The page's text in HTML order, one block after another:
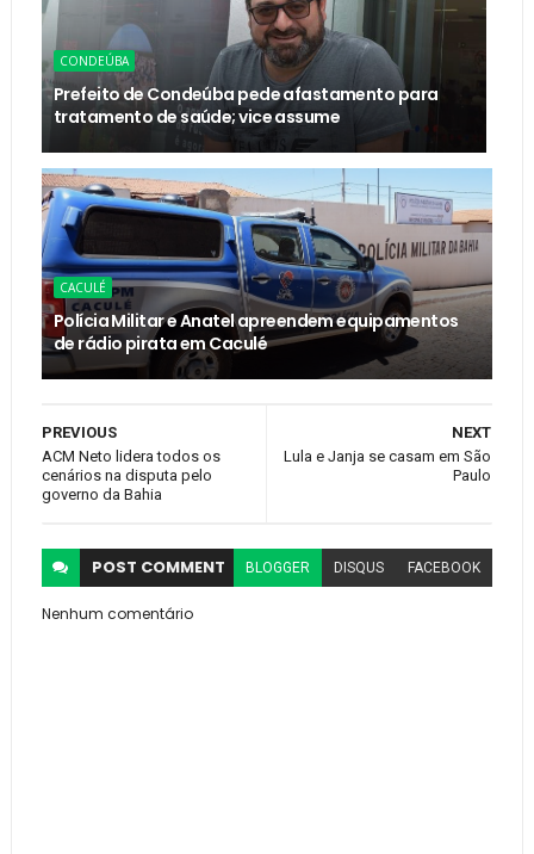
CONDEÚBA
Prefeito de Condeúba pede afastamento para
tratamento de saúde; vice assume
CACULÉ
Polícia Militar e Anatel apreendem equipamentos
de rádio pirata em Caculé
NEXT
Lula e Janja se casam em São
Paulo
PREVIOUS
ACM Neto lidera todos os
cenários na disputa pelo
governo da Bahia
POST COMMENT BLOGGER DISQUS FACEBOOK
Nenhum comentário